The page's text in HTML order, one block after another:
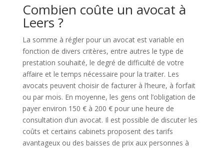
Combien coûte un avocat à
Leers ?
La somme à régler pour un avocat est variable en
fonction de divers critères, entre autres le type de
prestation souhaité, le degré de difficulté de votre
affaire et le temps nécessaire pour la traiter. Les
avocats peuvent choisir de facturer à l’heure, à forfait
ou par mois. En moyenne, les gens ont l’obligation de
payer environ 150 € à 200 € pour une heure de
consultation d’un avocat. Il est possible de discuter les
coûts et certains cabinets proposent des tarifs
avantageux ou des baisses de prix aux personnes à